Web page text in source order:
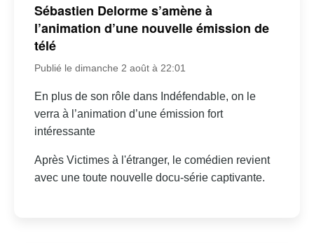
Sébastien Delorme s’amène à
l’animation d’une nouvelle émission de
télé
Publié le dimanche 2 août à 22:01
En plus de son rôle dans Indéfendable, on le
verra à l’animation d’une émission fort
intéressante
Après Victimes à l'étranger, le comédien revient
avec une toute nouvelle docu-série captivante.